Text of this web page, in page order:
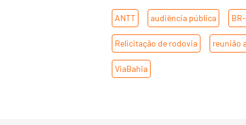
ANTT audiência pública
Relicitação de rodovia reunião
ViaBahia